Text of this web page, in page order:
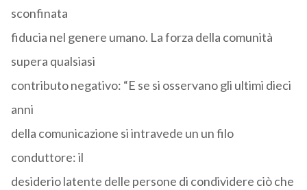
sconfinata
fiducia nel genere umano. La forza della comunità
supera qualsiasi
contributo negativo: “E se si osservano gli ultimi dieci
anni
della comunicazione si intravede un un filo
conduttore: il
desiderio latente delle persone di condividere ciò che